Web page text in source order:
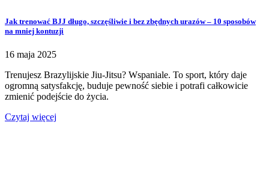
Jak trenować BJJ długo, szczęśliwie i bez zbędnych urazów – 10 sposobów
na mniej kontuzji
16 maja 2025
Trenujesz Brazylijskie Jiu-Jitsu? Wspaniale. To sport, który daje
ogromną satysfakcję, buduje pewność siebie i potrafi całkowicie
zmienić podejście do życia.
Czytaj więcej